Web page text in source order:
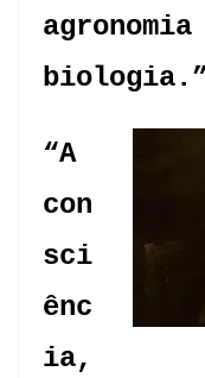
“A
con
sci
ênc
ia,